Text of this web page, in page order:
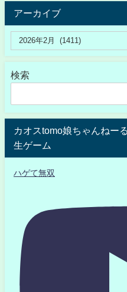
アーカイブ
検索
カオスtomo娘ちゃんねー
生ゲーム
ハゲて無双